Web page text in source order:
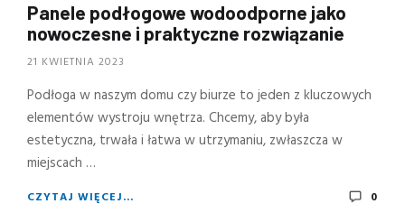
Panele podłogowe wodoodporne jako
nowoczesne i praktyczne rozwiązanie
21 KWIETNIA 2023
Podłoga w naszym domu czy biurze to jeden z kluczowych
elementów wystroju wnętrza. Chcemy, aby była
estetyczna, trwała i łatwa w utrzymaniu, zwłaszcza w
miejscach …
CZYTAJ WIĘCEJ... 0